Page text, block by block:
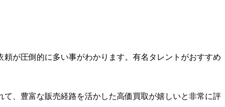
頼が圧倒的に多い事がわかります。有名タレントがおすすめ
、豊富な販売経路を活かした高価買取が嬉しいと非常に評